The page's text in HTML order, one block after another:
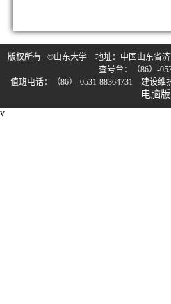
版权所有 ©山东大学 地址：中国山东省
查号台：（86）-
值班电话：（86）-0531-88364731 建设
电脑版
v